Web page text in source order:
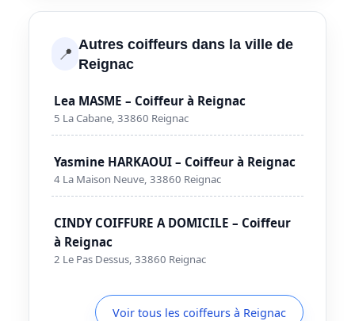
📍 Autres coiffeurs dans la ville de
Reignac
Lea MASME – Coiffeur à Reignac
5 La Cabane, 33860 Reignac
Yasmine HARKAOUI – Coiffeur à Reignac
4 La Maison Neuve, 33860 Reignac
CINDY COIFFURE A DOMICILE – Coiffeur
à Reignac
2 Le Pas Dessus, 33860 Reignac
Voir tous les coiffeurs à Reignac